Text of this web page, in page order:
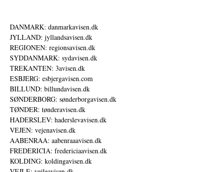
DANMARK: danmarkavisen.dk
JYLLAND: jyllandsavisen.dk
REGIONEN: regionsavisen.dk
SYDDANMARK: sydavisen.dk
TREKANTEN: 3avisen.dk
ESBJERG: esbjergavisen.com
BILLUND: billundavisen.dk
SØNDERBORG: sønderborgavisen.dk
TØNDER: tønderavisen.dk
HADERSLEV: haderslevavisen.dk
VEJEN: vejenavisen.dk
AABENRAA: aabenraaavisen.dk
FREDERICIA: fredericiaavisen.dk
KOLDING: koldingavisen.dk